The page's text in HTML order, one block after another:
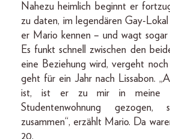
Nahezu heimlich beginnt er
zu daten, im legendären Gay-
er Mario kennen – und wagt
Es funkt schnell zwischen den
eine Beziehung wird, vergeht
geht für ein Jahr nach Lissabon.
ist, ist er zu mir in meine
Studentenwohnung
zusammen“, erzählt Mario. Da
20.